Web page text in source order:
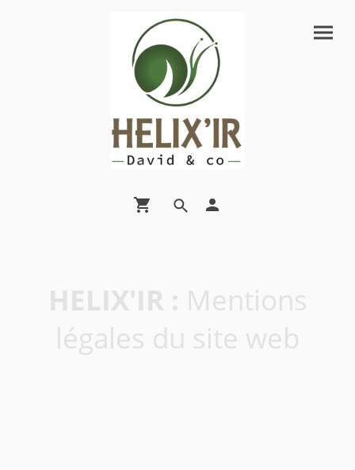
HELIX'IR : Mentions
légales du site web